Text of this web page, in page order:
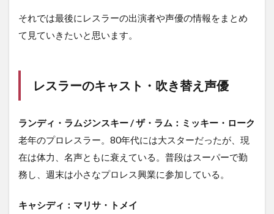
それでは最後にレスラーの出演者や声優の情報をまとめ
て見ていきたいと思います。
レスラーのキャスト・吹き替え声優
ランディ・ラムジンスキー / ザ・ラム：ミッキー・ローク
老年のプロレスラー。80年代には大スターだったが、現
在は体力、名声ともに衰えている。普段はスーパーで勤
務し、週末は小さなプロレス興業に参加している。
キャシディ：マリサ・トメイ